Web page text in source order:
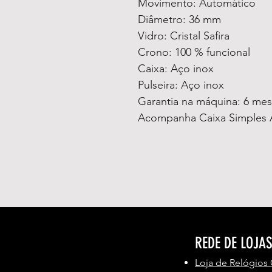
Movimento: Automático
Diâmetro: 36 mm
Vidro: Cristal Safira
Crono: 100 % funcional
Caixa: Aço inox
Pulseira: Aço inox
Garantia na máquina: 6
Acompanha Caixa Simples
REDE DE LOJAS
Loja de Relógios